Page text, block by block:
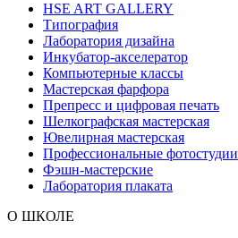
HSE ART GALLERY
Типография
Лаборатория дизайна
Инкубатор-акселератор
Компьютерные классы
Мастерская фарфора
Препресс и цифровая печать
Шелкографская мастерская
Ювелирная мастерская
Профессиональные фотостудии
Фэшн-мастерские
Лаборатория плаката
О ШКОЛЕ